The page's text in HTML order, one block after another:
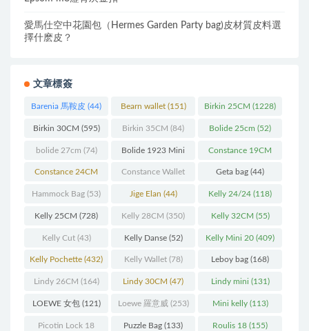
愛馬仕空中花園包（Hermes Garden Party bag)皮材質皮料選
擇什麽皮？
文章標簽
Barenia 馬鞍皮 (44) Bearn wallet(151) Birkin 25CM (1228)
Birkin 30CM (595) Birkin 35CM (84) Bolide 25cm (52)
bolide 27cm (74) Bolide 1923 Mini
(93)
Constance 19CM
(571)
Constance 24CM
(216)
Constance Wallet
(60)
Geta bag (44)
Hammock Bag (53) Jige Elan (44) Kelly 24/24 (118)
Kelly 25CM (728) Kelly 28CM (350) Kelly 32CM (55)
Kelly Cut(43) Kelly Danse(52) Kelly Mini 20 (409)
Kelly Pochette (432) Kelly Wallet(78) Leboy bag (168)
Lindy 26CM (164) Lindy 30CM (47) Lindy mini (131)
LOEWE 女包(121) Loewe 羅意威(253) Mini kelly(113)
Picotin Lock 18 Puzzle Bag (133) Roulis 18 (155)